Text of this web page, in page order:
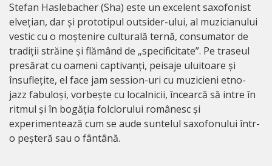
Stefan Haslebacher (Sha) este un excelent saxofonist
elvețian, dar și prototipul outsider-ului, al muzicianului
vestic cu o moștenire culturală ternă, consumator de
tradiții străine și flămând de „specificitate”. Pe traseul
presărat cu oameni captivanți, peisaje uluitoare și
însuflețite, el face jam session-uri cu muzicieni etno-
jazz fabuloși, vorbește cu localnicii, încearcă să intre în
ritmul și în bogăția folclorului românesc și
experimentează cum se aude suntelul saxofonului într-
o peșteră sau o fântână.